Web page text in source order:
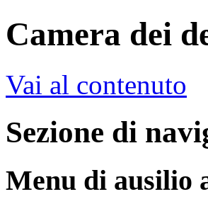
Camera dei
Vai al contenuto
Sezione di
Menu di ausilio